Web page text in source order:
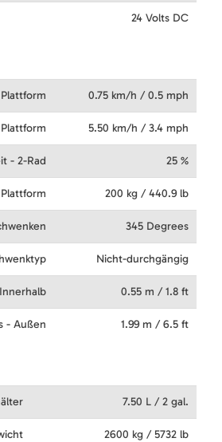
24 Volts DC
0.75 km/h / 0.5 mph
5.50 km/h / 3.4 mph
- 2-Rad 25 %
200 kg / 440.9 lb
345 Degrees
Nicht-durchgängig
0.55 m / 1.8 ft
- Außen 1.99 m / 6.5 ft
7.50 L / 2 gal.
2600 kg / 5732 lb